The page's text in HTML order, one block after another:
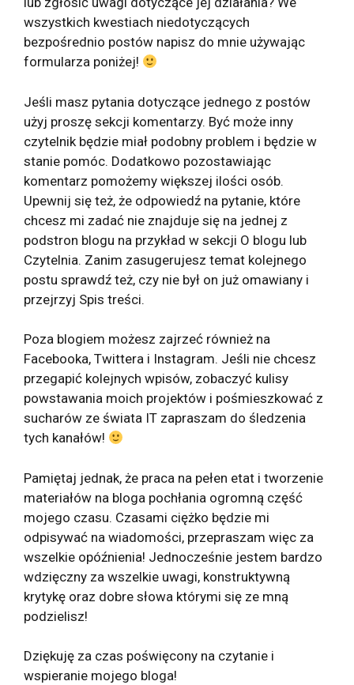
wszystkich kwestiach niedotyczących
bezpośrednio postów napisz do mnie używając
formularza poniżej!
Jeśli masz pytania dotyczące jednego z postów
użyj proszę sekcji komentarzy. Być może inny
czytelnik będzie miał podobny problem i będzie w
stanie pomóc. Dodatkowo pozostawiając
komentarz pomożemy większej ilości osób.
Upewnij się też, że odpowiedź na pytanie, które
chcesz mi zadać nie znajduje się na jednej z
podstron blogu na przykład w sekcji O blogu lub
Czytelnia. Zanim zasugerujesz temat kolejnego
postu sprawdź też, czy nie był on już omawiany i
przejrzyj Spis treści.
Poza blogiem możesz zajrzeć również na
Facebooka, Twittera i Instagram. Jeśli nie chcesz
przegapić kolejnych wpisów, zobaczyć kulisy
powstawania moich projektów i pośmieszkować z
sucharów ze świata IT zapraszam do śledzenia
tych kanałów!
Pamiętaj jednak, że praca na pełen etat i tworzenie
materiałów na bloga pochłania ogromną część
mojego czasu. Czasami ciężko będzie mi
odpisywać na wiadomości, przepraszam więc za
wszelkie opóźnienia! Jednocześnie jestem bardzo
wdzięczny za wszelkie uwagi, konstruktywną
krytykę oraz dobre słowa którymi się ze mną
podzielisz!
Dziękuję za czas poświęcony na czytanie i
wspieranie mojego bloga!